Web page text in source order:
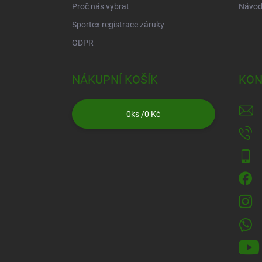
Proč nás vybrat
Sportex registrace záruky
GDPR
NÁKUPNÍ KOŠÍK
0ks /0 Kč